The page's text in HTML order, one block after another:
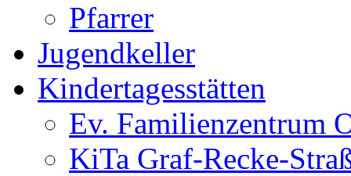
Pfarrer
Jugendkeller
Kindertagesstätten
Ev. Familienzentrum
KiTa Graf-Recke-